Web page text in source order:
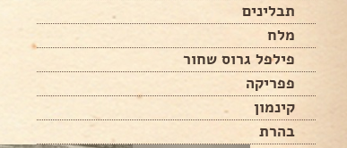
תבלינים
מלח
פילפל גרוס שחור
פפריקה
קינמון
בהרת